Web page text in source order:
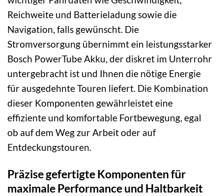
Reichweite und Batterieladung sowie die
Navigation, falls gewünscht. Die
Stromversorgung übernimmt ein leistungsstarker
Bosch PowerTube Akku, der diskret im Unterrohr
untergebracht ist und Ihnen die nötige Energie
für ausgedehnte Touren liefert. Die Kombination
dieser Komponenten gewährleistet eine
effiziente und komfortable Fortbewegung, egal
ob auf dem Weg zur Arbeit oder auf
Entdeckungstouren.
Präzise gefertigte Komponenten für
maximale Performance und Haltbarkeit